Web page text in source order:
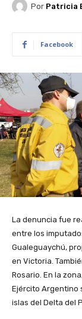
Por Patricia
Facebook
La denuncia fue
entre los
Gualeguaychú,
en Victoria.
Rosario. En la
Ejército Argentino
islas del Delta del